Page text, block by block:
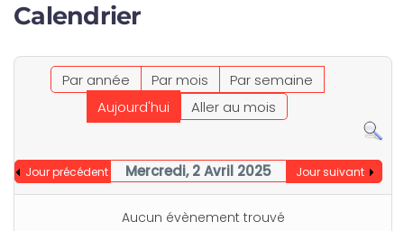
Calendrier
Par année Par mois
Par semaine
Aujourd'hui
Aller au mois
Jour précédent Mercredi, 2 Avril 2025 Jour suivant
Aucun évènement trouvé